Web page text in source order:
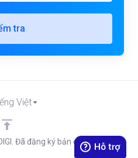
tra
Đã đăng ký bản quyền.
Việt